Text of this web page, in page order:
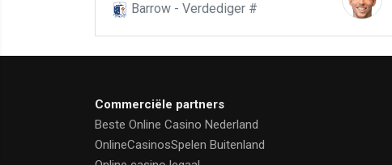
Barrow - Verdediger #
Commerciële partners
Beste Online Casino Nederland
OnlineCasinosSpelen Buitenland